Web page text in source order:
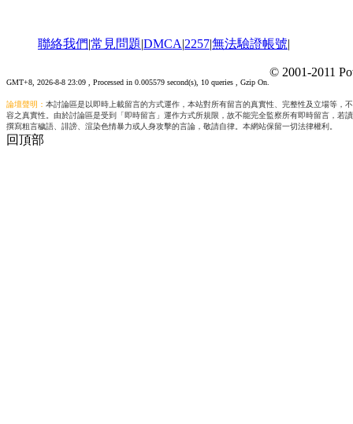
聯絡我們|常見問題|DMCA|2257|無法驗證帳號|
GMT+8, 2026-8-8 23:09 , Processed in 0.005579 second(s), 10 queries , Gzip On.
© 2001-2011
論壇聲明： 本討論區是以即時上載留言的方式運作，本站對所有留言的真實性、完整性及立場等
容之真實性。由於討論區是受到「即時留言」運作方式所規限，故不能完全監察所有即時留言，
撰寫粗言穢語、誹謗、渲染色情暴力或人身攻擊的言論，敬請自律。本網站保留一切法律權利。
回頂部